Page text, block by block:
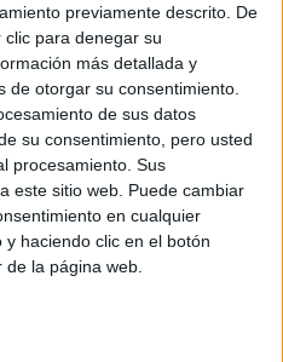
previamente descrito. De
para denegar su
más detallada y
de otorgar su consentimiento.
de sus datos
su consentimiento, pero usted
procesamiento. Sus
este sitio web. Puede cambiar
en cualquier
haciendo clic en el botón
la página web.
solo. Conéctense con
a emprender.